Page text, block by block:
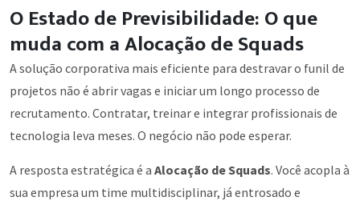
O Estado de Previsibilidade: O que
muda com a Alocação de Squads
A solução corporativa mais eficiente para destravar o funil de
projetos não é abrir vagas e iniciar um longo processo de
recrutamento. Contratar, treinar e integrar profissionais de
tecnologia leva meses. O negócio não pode esperar.
A resposta estratégica é a Alocação de Squads. Você acopla à
sua empresa um time multidisciplinar, já entrosado e